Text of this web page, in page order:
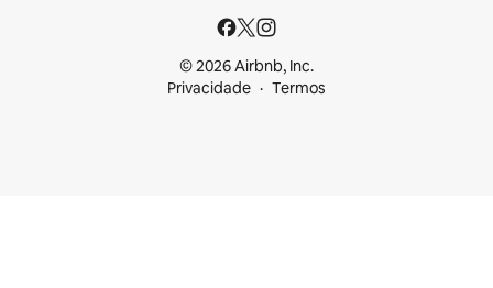
© 2026 Airbnb, Inc.
Privacidade
Termos